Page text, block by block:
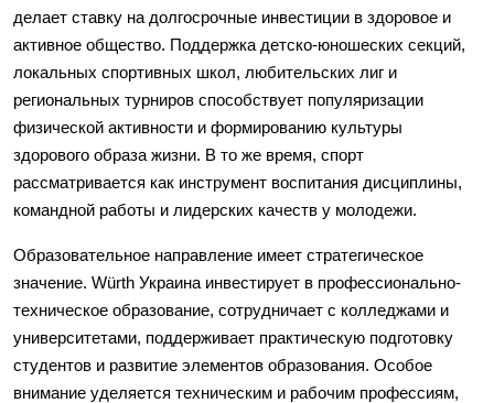
делает ставку на долгосрочные инвестиции в здоровое и
активное общество. Поддержка детско-юношеских секций,
локальных спортивных школ, любительских лиг и
региональных турниров способствует популяризации
физической активности и формированию культуры
здорового образа жизни. В то же время, спорт
рассматривается как инструмент воспитания дисциплины,
командной работы и лидерских качеств у молодежи.
Образовательное направление имеет стратегическое
значение. Würth Украина инвестирует в профессионально-
техническое образование, сотрудничает с колледжами и
университетами, поддерживает практическую подготовку
студентов и развитие элементов образования. Особое
внимание уделяется техническим и рабочим профессиям,